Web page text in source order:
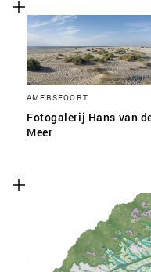
AMERSFOORT
Fotogalerij Hans van
Meer